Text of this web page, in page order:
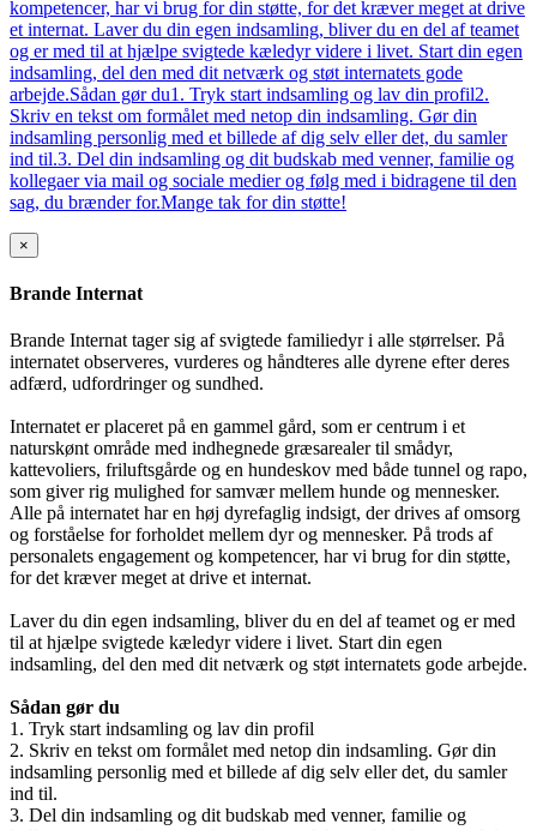
kompetencer, har vi brug for din støtte, for det kræver meget at drive
et internat. Laver du din egen indsamling, bliver du en del af teamet
og er med til at hjælpe svigtede kæledyr videre i livet. Start din egen
indsamling, del den med dit netværk og støt internatets gode
arbejde.Sådan gør du1. Tryk start indsamling og lav din profil2.
Skriv en tekst om formålet med netop din indsamling. Gør din
indsamling personlig med et billede af dig selv eller det, du samler
ind til.3. Del din indsamling og dit budskab med venner, familie og
kollegaer via mail og sociale medier og følg med i bidragene til den
sag, du brænder for.Mange tak for din støtte!
×
Brande Internat
Brande Internat tager sig af svigtede familiedyr i alle størrelser. På
internatet observeres, vurderes og håndteres alle dyrene efter deres
adfærd, udfordringer og sundhed.
Internatet er placeret på en gammel gård, som er centrum i et
naturskønt område med indhegnede græsarealer til smådyr,
kattevoliers, friluftsgårde og en hundeskov med både tunnel og rapo,
som giver rig mulighed for samvær mellem hunde og mennesker.
Alle på internatet har en høj dyrefaglig indsigt, der drives af omsorg
og forståelse for forholdet mellem dyr og mennesker. På trods af
personalets engagement og kompetencer, har vi brug for din støtte,
for det kræver meget at drive et internat.
Laver du din egen indsamling, bliver du en del af teamet og er med
til at hjælpe svigtede kæledyr videre i livet. Start din egen
indsamling, del den med dit netværk og støt internatets gode arbejde.
Sådan gør du
1. Tryk start indsamling og lav din profil
2. Skriv en tekst om formålet med netop din indsamling. Gør din
indsamling personlig med et billede af dig selv eller det, du samler
ind til.
3. Del din indsamling og dit budskab med venner, familie og